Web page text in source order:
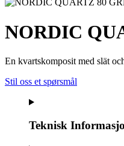
NORDIC
En kvartskomposit med slät
Stil oss et spørsmål
Teknisk